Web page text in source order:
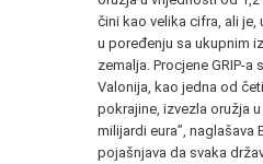
čini kao velika cifra, ali je,
u poređenju sa ukupnim
zemalja. Procjene GRIP-a
Valonija, kao jedna od
pokrajine, izvezla oružja
milijardi eura”, naglašava
pojašnjava da svaka